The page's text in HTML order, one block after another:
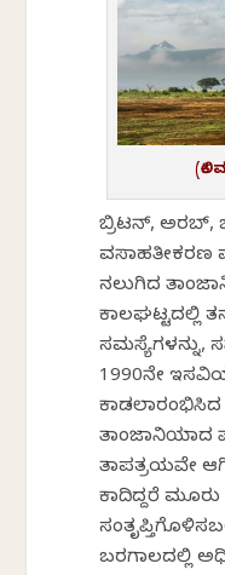
ಬ್ರಿಟನ್, ಅರಬ್,
ವಸಾಹತೀಕರಣ
ನಲುಗಿದ
ಕಾಲಘಟ್ಟದಲ್ಲಿ
ಸಮಸ್ಯೆಗಳನ್ನು,
1990ನೇ
ತಾಂಜಾನಿಯಾದ
ತಾಪತ್ರಯವೇ
ಕಾದಿದ್ದರೆ ಮೂರು
ಬರಗಾಲದಲ್ಲಿ